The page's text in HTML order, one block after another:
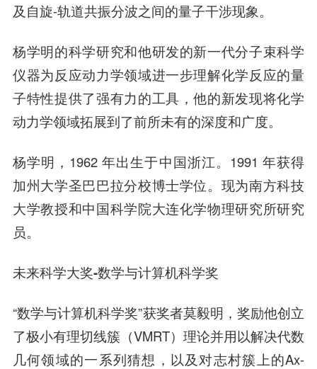
及自旋-轨道共振分波之间的量子干涉现象。
杨学明的科学研究和他研发的新一代分子束科学
仪器为反应动力学领域进一步理解化学反应的量
子特性提供了强有力的工具，他的新发现将化学
动力学领域拓展到了前所未有的深度和广度。
杨学明，1962 年出生于中国浙江。1991 年获得
加州大学圣巴巴拉分校博士学位。现为南方科技
大学教授和中国科学院大连化学物理研究所研究
员。
未来科学大奖-数学与计算机科学奖
“数学与计算机科学奖”获奖者莫毅明，奖励他创立
了极小有理切线簇（VMRT）理论并用以解决代数
几何领域的一系列猜想，以及对志村簇上的Ax-